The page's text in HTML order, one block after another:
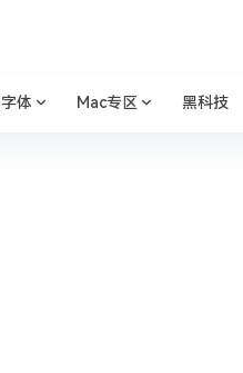
体 Mac专区 黑科技